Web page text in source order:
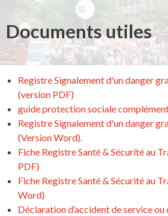
Documents utiles
Registre Signalement d'un danger
(version PDF)
guide protection sociale
Registre Signalement d'un danger
(Version Word).
Fiche Registre Santé & Sécurité au
PDF)
Fiche Registre Santé & Sécurité au
Word)
Déclaration d’accident de service